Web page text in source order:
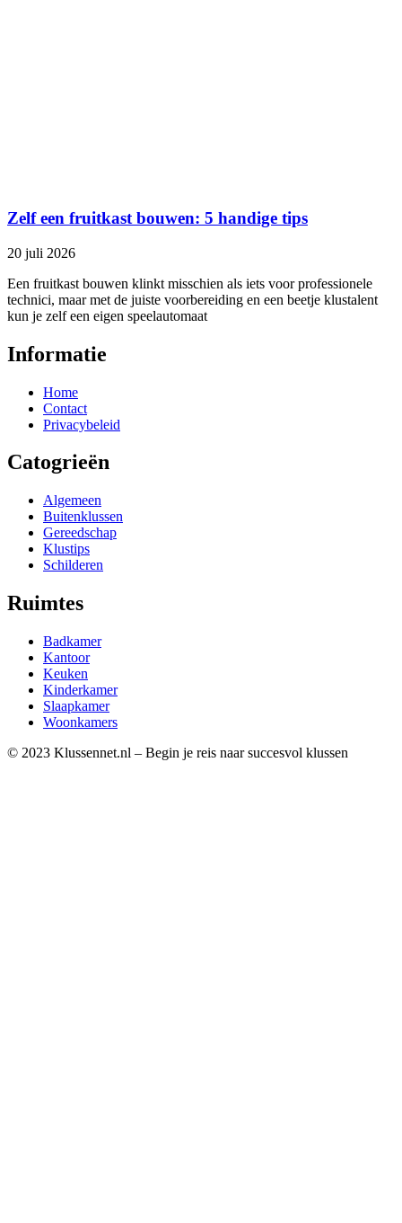
Zelf een fruitkast bouwen: 5 handige tips
20 juli 2026
Een fruitkast bouwen klinkt misschien als iets voor professionele
technici, maar met de juiste voorbereiding en een beetje klustalent
kun je zelf een eigen speelautomaat
Informatie
Home
Contact
Privacybeleid
Catogrieën
Algemeen
Buitenklussen
Gereedschap
Klustips
Schilderen
Ruimtes
Badkamer
Kantoor
Keuken
Kinderkamer
Slaapkamer
Woonkamers
© 2023 Klussennet.nl – Begin je reis naar succesvol klussen